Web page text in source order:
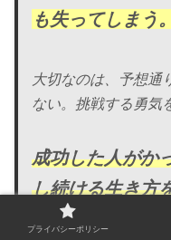
も失ってしまう。
大切なのは、予想通
ない。挑戦する勇気
成功した人がか
し続ける生き方
だ。
プライバシーポリシー